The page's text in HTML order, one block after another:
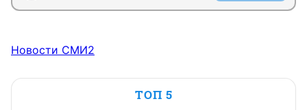
Новости СМИ2
ТОП 5